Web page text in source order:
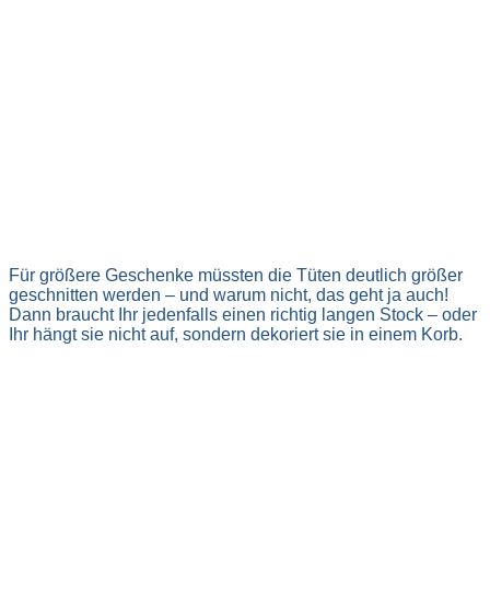
Für größere Geschenke müssten die Tüten deutlich größer
geschnitten werden – und warum nicht, das geht ja auch!
Dann braucht Ihr jedenfalls einen richtig langen Stock – oder
Ihr hängt sie nicht auf, sondern dekoriert sie in einem Korb.